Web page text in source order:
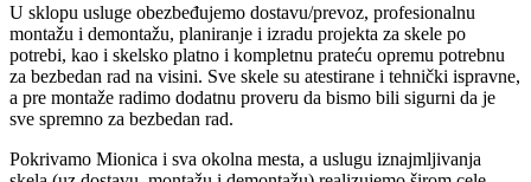
U sklopu usluge obezbeđujemo dostavu/prevoz, profesionalnu
montažu i demontažu, planiranje i izradu projekta za skele po
potrebi, kao i skelsko platno i kompletnu prateću opremu potrebnu
za bezbedan rad na visini. Sve skele su atestirane i tehnički ispravne,
a pre montaže radimo dodatnu proveru da bismo bili sigurni da je
sve spremno za bezbedan rad.
Pokrivamo Mionica i sva okolna mesta, a uslugu iznajmljivanja